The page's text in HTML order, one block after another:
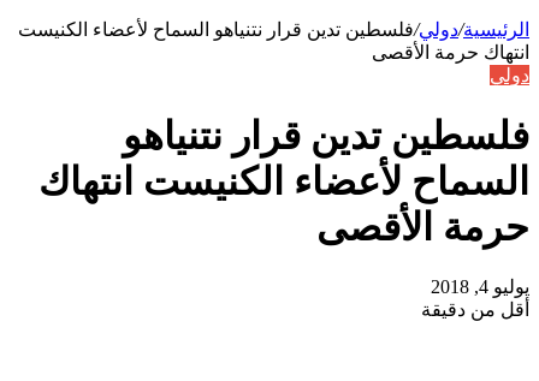
الرئيسية/دولي/فلسطين تدين قرار نتنياهو السماح لأعضاء الكنيست
انتهاك حرمة الأقصى
دولي
فلسطين تدين قرار نتنياهو
السماح لأعضاء الكنيست انتهاك
حرمة الأقصى
يوليو 4, 2018
أقل من دقيقة